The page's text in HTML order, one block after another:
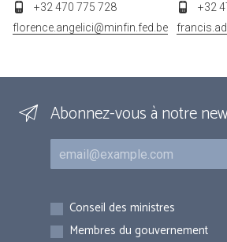
+32 470 775 728
florence.angelici@minfin.fed.be
+32
Abonnez-vous à notre
Courriel
Inscriptions
Conseil des ministres
Membres du gouvernement